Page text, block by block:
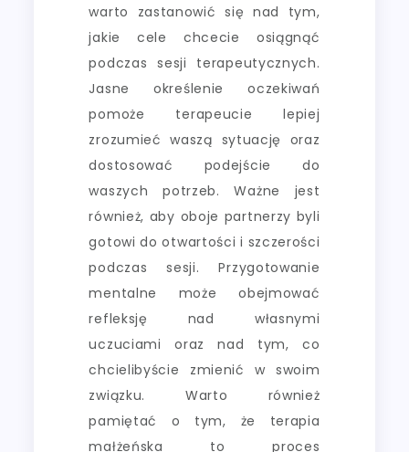
warto zastanowić się nad tym,
jakie cele chcecie osiągnąć
podczas sesji terapeutycznych.
Jasne określenie oczekiwań
pomoże terapeucie lepiej
zrozumieć waszą sytuację oraz
dostosować podejście do
waszych potrzeb. Ważne jest
również, aby oboje partnerzy byli
gotowi do otwartości i szczerości
podczas sesji. Przygotowanie
mentalne może obejmować
refleksję nad własnymi
uczuciami oraz nad tym, co
chcielibyście zmienić w swoim
związku. Warto również
pamiętać o tym, że terapia
małżeńska to proces